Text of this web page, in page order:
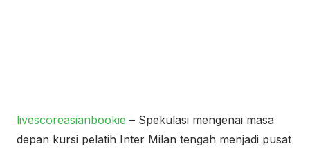
livescoreasianbookie – Spekulasi mengenai masa
depan kursi pelatih Inter Milan tengah menjadi pusat